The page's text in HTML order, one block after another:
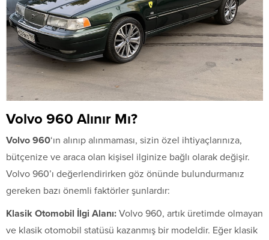
Volvo 960 Alınır Mı?
Volvo 960‘ın alınıp alınmaması, sizin özel ihtiyaçlarınıza,
bütçenize ve araca olan kişisel ilginize bağlı olarak değişir.
Volvo 960’ı değerlendirirken göz önünde bulundurmanız
gereken bazı önemli faktörler şunlardır:
Klasik Otomobil İlgi Alanı: Volvo 960, artık üretimde olmayan
ve klasik otomobil statüsü kazanmış bir modeldir. Eğer klasik